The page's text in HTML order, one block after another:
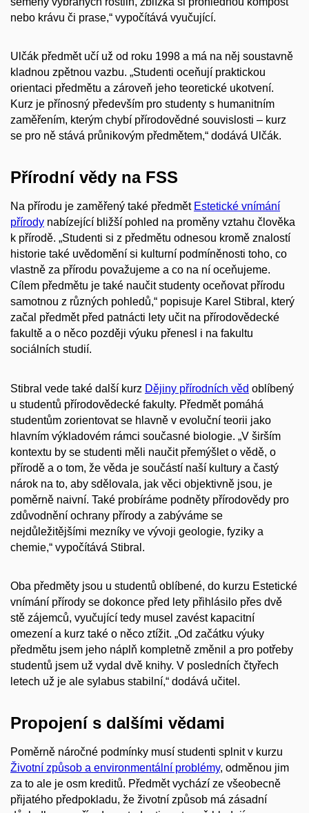
nebo krávu či prase,“ vypočítává vyučující.
Ulčák předmět učí už od roku 1998 a má na něj soustavně
kladnou zpětnou vazbu. „Studenti oceňují praktickou
orientaci předmětu a zároveň jeho teoretické ukotvení.
Kurz je přínosný především pro studenty s humanitním
zaměřením, kterým chybí přírodovědné souvislosti – kurz
se pro ně stává průnikovým předmětem,“ dodává Ulčák.
Přírodní vědy na FSS
Na přírodu je zaměřený také předmět Estetické vnímání
přírody nabízející bližší pohled na proměny vztahu člověka
k přírodě. „Studenti si z předmětu odnesou kromě znalostí
historie také uvědomění si kulturní podmíněnosti toho, co
vlastně za přírodu považujeme a co na ní oceňujeme.
Cílem předmětu je také naučit studenty oceňovat přírodu
samotnou z různých pohledů,“ popisuje Karel Stibral, který
začal předmět před patnácti lety učit na přírodovědecké
fakultě a o něco později výuku přenesl i na fakultu
sociálních studií.
Stibral vede také další kurz Dějiny přírodních věd oblíbený
u studentů přírodovědecké fakulty. Předmět pomáhá
studentům zorientovat se hlavně v evoluční teorii jako
hlavním výkladovém rámci současné biologie. „V širším
kontextu by se studenti měli naučit přemýšlet o vědě, o
přírodě a o tom, že věda je součástí naší kultury a častý
nárok na to, aby sdělovala, jak věci objektivně jsou, je
poměrně naivní. Také probíráme podněty přírodovědy pro
zdůvodnění ochrany přírody a zabýváme se
nejdůležitějšími mezníky ve vývoji geologie, fyziky a
chemie,“ vypočítává Stibral.
Oba předměty jsou u studentů oblíbené, do kurzu Estetické
vnímání přírody se dokonce před lety přihlásilo přes dvě
stě zájemců, vyučující tedy musel zavést kapacitní
omezení a kurz také o něco ztížit. „Od začátku výuky
předmětu jsem jeho náplň kompletně změnil a pro potřeby
studentů jsem už vydal dvě knihy. V posledních čtyřech
letech už je ale sylabus stabilní,“ dodává učitel.
Propojení s dalšími vědami
Poměrně náročné podmínky musí studenti splnit v kurzu
Životní způsob a environmentální problémy, odměnou jim
za to ale je osm kreditů. Předmět vychází ze všeobecně
přijatého předpokladu, že životní způsob má zásadní